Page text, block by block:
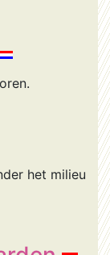
het milieu